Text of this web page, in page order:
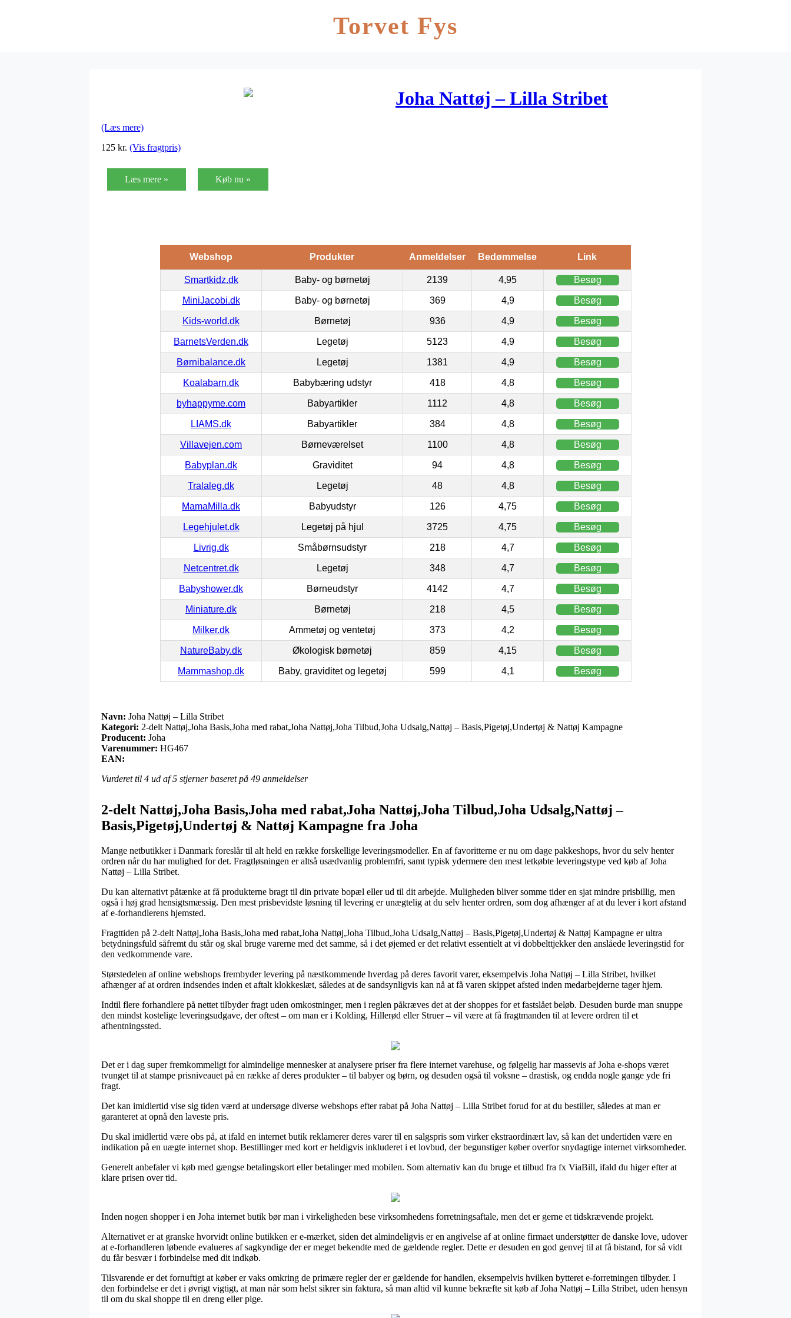
Torvet Fys
Joha Nattøj – Lilla Stribet
(Læs mere)
125 kr. (Vis fragtpris)
Læs mere » Køb nu »
Webshop Produkter Anmeldelser Bedømmelse Link
Smartkidz.dk Baby- og børnetøj 2139 4,95 Besøg
MiniJacobi.dk Baby- og børnetøj 369 4,9 Besøg
Kids-world.dk Børnetøj 936 4,9 Besøg
BarnetsVerden.dk Legetøj 5123 4,9 Besøg
Børnibalance.dk Legetøj 1381 4,9 Besøg
Koalabarn.dk Babybæring udstyr 418 4,8 Besøg
byhappyme.com Babyartikler 1112 4,8 Besøg
LIAMS.dk Babyartikler 384 4,8 Besøg
Villavejen.com Børneværelset 1100 4,8 Besøg
Babyplan.dk Graviditet 94 4,8 Besøg
Tralaleg.dk Legetøj 48 4,8 Besøg
MamaMilla.dk Babyudstyr 126 4,75 Besøg
Legehjulet.dk Legetøj på hjul 3725 4,75 Besøg
Livrig.dk Småbørnsudstyr 218 4,7 Besøg
Netcentret.dk Legetøj 348 4,7 Besøg
Babyshower.dk Børneudstyr 4142 4,7 Besøg
Miniature.dk Børnetøj 218 4,5 Besøg
Milker.dk Ammetøj og ventetøj 373 4,2 Besøg
NatureBaby.dk Økologisk børnetøj 859 4,15 Besøg
Mammashop.dk Baby, graviditet og legetøj 599 4,1 Besøg
Navn: Joha Nattøj – Lilla Stribet
Kategori: 2-delt Nattøj,Joha Basis,Joha med rabat,Joha Nattøj,Joha Tilbud,Joha Udsalg,Nattøj – Basis,Pigetøj,Undertøj & Nattøj Kampagne
Producent: Joha
Varenummer: HG467
EAN:
Vurderet til 4 ud af 5 stjerner baseret på 49 anmeldelser
2-delt Nattøj,Joha Basis,Joha med rabat,Joha Nattøj,Joha Tilbud,Joha Udsalg,Nattøj –
Basis,Pigetøj,Undertøj & Nattøj Kampagne fra Joha
Mange netbutikker i Danmark foreslår til alt held en række forskellige leveringsmodeller. En af favoritterne er nu om dage pakkeshops, hvor du selv henter
ordren når du har mulighed for det. Fragtløsningen er altså usædvanlig problemfri, samt typisk ydermere den mest letkøbte leveringstype ved køb af Joha
Nattøj – Lilla Stribet.
Du kan alternativt påtænke at få produkterne bragt til din private bopæl eller ud til dit arbejde. Muligheden bliver somme tider en sjat mindre prisbillig, men
også i høj grad hensigtsmæssig. Den mest prisbevidste løsning til levering er unægtelig at du selv henter ordren, som dog afhænger af at du lever i kort afstand
af e-forhandlerens hjemsted.
Fragttiden på 2-delt Nattøj,Joha Basis,Joha med rabat,Joha Nattøj,Joha Tilbud,Joha Udsalg,Nattøj – Basis,Pigetøj,Undertøj & Nattøj Kampagne er ultra
betydningsfuld såfremt du står og skal bruge varerne med det samme, så i det øjemed er det relativt essentielt at vi dobbelttjekker den anslåede leveringstid for
den vedkommende vare.
Størstedelen af online webshops frembyder levering på næstkommende hverdag på deres favorit varer, eksempelvis Joha Nattøj – Lilla Stribet, hvilket
afhænger af at ordren indsendes inden et aftalt klokkeslæt, således at de sandsynligvis kan nå at få varen skippet afsted inden medarbejderne tager hjem.
Indtil flere forhandlere på nettet tilbyder fragt uden omkostninger, men i reglen påkræves det at der shoppes for et fastslået beløb. Desuden burde man snuppe
den mindst kostelige leveringsudgave, der oftest – om man er i Kolding, Hillerød eller Struer – vil være at få fragtmanden til at levere ordren til et
afhentningssted.
Det er i dag super fremkommeligt for almindelige mennesker at analysere priser fra flere internet varehuse, og følgelig har massevis af Joha e-shops været
tvunget til at stampe prisniveauet på en række af deres produkter – til babyer og børn, og desuden også til voksne – drastisk, og endda nogle gange yde fri
fragt.
Det kan imidlertid vise sig tiden værd at undersøge diverse webshops efter rabat på Joha Nattøj – Lilla Stribet forud for at du bestiller, således at man er
garanteret at opnå den laveste pris.
Du skal imidlertid være obs på, at ifald en internet butik reklamerer deres varer til en salgspris som virker ekstraordinært lav, så kan det undertiden være en
indikation på en uægte internet shop. Bestillinger med kort er heldigvis inkluderet i et lovbud, der begunstiger køber overfor snydagtige internet virksomheder.
Generelt anbefaler vi køb med gængse betalingskort eller betalinger med mobilen. Som alternativ kan du bruge et tilbud fra fx ViaBill, ifald du higer efter at
klare prisen over tid.
Inden nogen shopper i en Joha internet butik bør man i virkeligheden bese virksomhedens forretningsaftale, men det er gerne et tidskrævende projekt.
Alternativet er at granske hvorvidt online butikken er e-mærket, siden det almindeligvis er en angivelse af at online firmaet understøtter de danske love, udover
at e-forhandleren løbende evalueres af sagkyndige der er meget bekendte med de gældende regler. Dette er desuden en god genvej til at få bistand, for så vidt
du får besvær i forbindelse med dit indkøb.
Tilsvarende er det fornuftigt at køber er vaks omkring de primære regler der er gældende for handlen, eksempelvis hvilken bytteret e-forretningen tilbyder. I
den forbindelse er det i øvrigt vigtigt, at man når som helst sikrer sin faktura, så man altid vil kunne bekræfte sit køb af Joha Nattøj – Lilla Stribet, uden hensyn
til om du skal shoppe til en dreng eller pige.